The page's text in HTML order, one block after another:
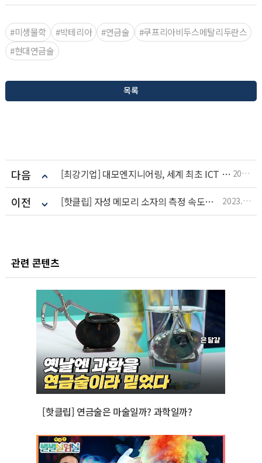
#미생물학 #박테리아 #연금술
#쿠프리아비두스메탈리두란스
#현대연금술
목록
다음 [최강기업] 대모엔지니어링, 세계 최초 ICT 어태치먼트 개발! 세계 3대 어태치먼트 기업으로 도약한다 2023.05.03
이전 [핫클립] 자성 메모리 소자의 측정 속도를 높이기 위한 시스템 2023.05.02
관련 콘텐츠
[핫클립] 연금술은 마술일까? 과학일까?